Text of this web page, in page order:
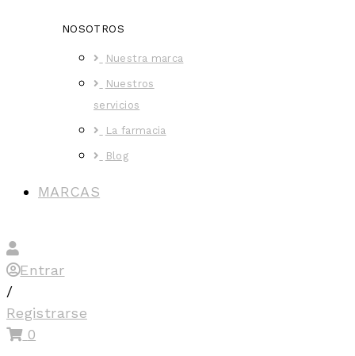
NOSOTROS
Nuestra marca
Nuestros
servicios
La farmacia
Blog
MARCAS
Entrar
/
Registrarse
0